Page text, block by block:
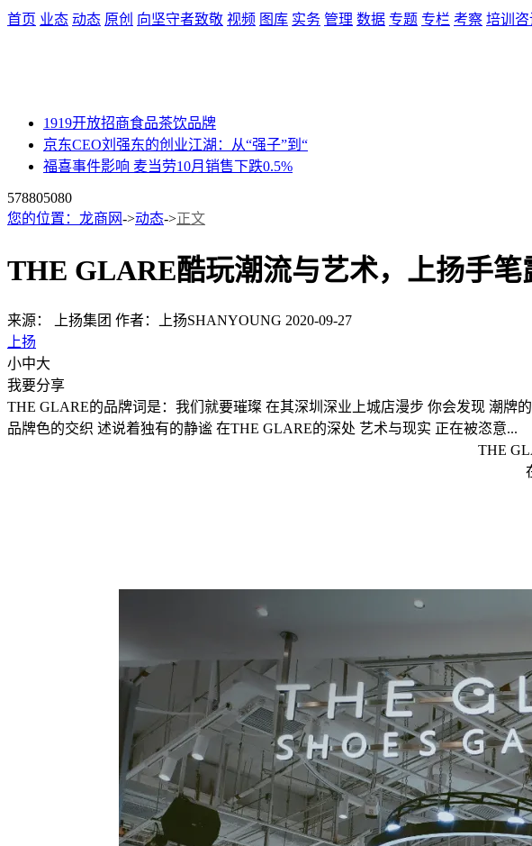
首页 业态 动态 原创 向坚守者致敬 视频 图库 实务 管理 数据 专题 专栏 考察 培训咨
1919开放招商食品茶饮品牌
京东CEO刘强东的创业江湖：从“强子”到“
福喜事件影响 麦当劳10月销售下跌0.5%
578805080
您的位置： 龙商网->动态->正文
THE GLARE酷玩潮流与艺术，上扬手笔
来源： 上扬集团 作者：上扬SHANYOUNG 2020-09-27
上扬
小中大
我要分享
THE GLARE的品牌词是：我们就要璀璨 在其深圳深业上城店漫步 你会发现 潮牌
品牌色的交织 述说着独有的静谧 在THE GLARE的深处 艺术与现实 正在被恣意...
THE